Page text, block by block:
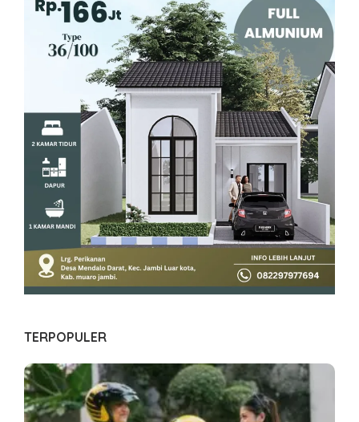
TERPOPULER